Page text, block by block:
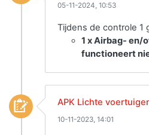
05-11-2024, 10:53
Tijdens de controle 1
1 x Airbag- en/
functioneert
APK Lichte
10-11-2023, 14:01